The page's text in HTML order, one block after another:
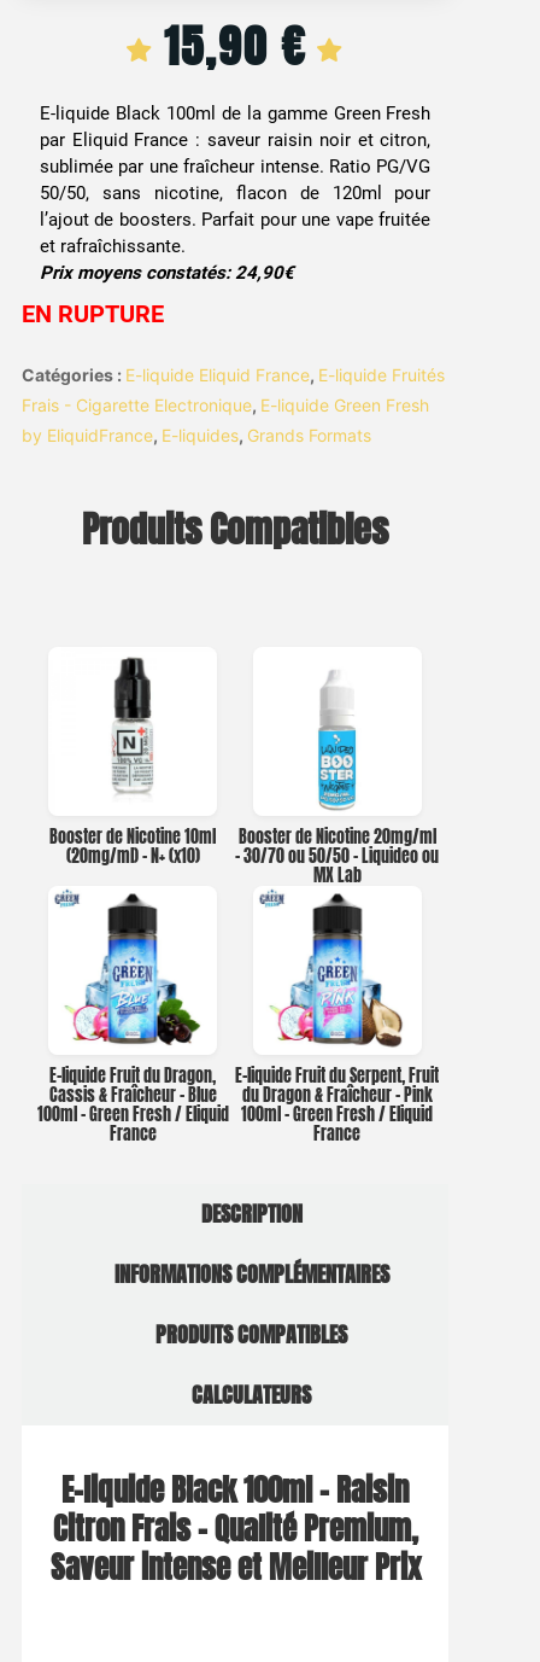
15,90€
E-liquide Black 100ml de la gamme Green Fresh
par Eliquid France : saveur raisin noir et citron,
sublimée par une fraîcheur intense. Ratio PG/VG
50/50, sans nicotine, flacon de 120ml pour
l’ajout de boosters. Parfait pour une vape fruitée
et rafraîchissante.
Prix moyens constatés: 24,90€
EN RUPTURE
Catégories : E-liquide Eliquid France, E-liquide Fruités
Frais - Cigarette Electronique, E-liquide Green Fresh
by EliquidFrance, E-liquides, Grands Formats
Produits Compatibles
Booster de Nicotine 10ml
(20mg/ml) – N+ (x10)
Booster de Nicotine 20mg/ml
– 30/70 ou 50/50 – Liquideo ou
MX Lab
E-liquide Fruit du Dragon,
Cassis & Fraîcheur – Blue
100ml – Green Fresh / Eliquid
France
E-liquide Fruit du Serpent, Fruit
du Dragon & Fraîcheur – Pink
100ml – Green Fresh / Eliquid
France
DESCRIPTION
INFORMATIONS COMPLÉMENTAIRES
PRODUITS COMPATIBLES
CALCULATEURS
E-liquide Black 100ml – Raisin
Citron Frais – Qualité Premium,
Saveur intense et Meilleur Prix